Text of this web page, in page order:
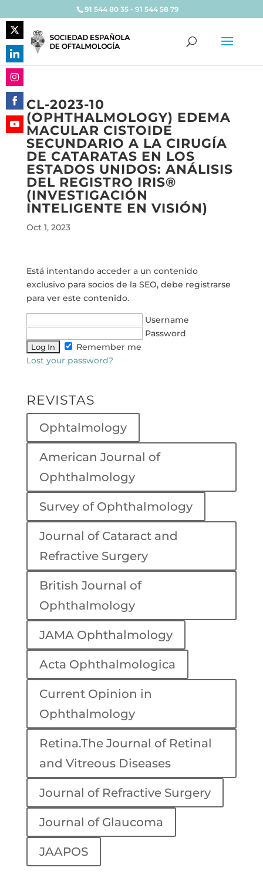
91 544 80 35 - 91 544 58 79
CL-2023-10
(OPHTHALMOLOGY) EDEMA
MACULAR CISTOIDE
SECUNDARIO A LA CIRUGÍA
DE CATARATAS EN LOS
ESTADOS UNIDOS: ANÁLISIS
DEL REGISTRO IRIS®
(INVESTIGACIÓN
INTELIGENTE EN VISIÓN)
Oct 1, 2023
Está intentando acceder a un contenido
exclusivo para socios de la SEO, debe registrarse
para ver este contenido.
Username
Password
Remember me
Lost your password?
REVISTAS
Ophtalmology
American Journal of
Ophthalmology
Survey of Ophthalmology
Journal of Cataract and
Refractive Surgery
British Journal of
Ophthalmology
JAMA Ophthalmology
Acta Ophthalmologica
Current Opinion in
Ophthalmology
Retina.The Journal of Retinal
and Vitreous Diseases
Journal of Refractive Surgery
Journal of Glaucoma
JAAPOS
Share
on
Twitter
Share
on
LinkedIn
Share
on
Instagram
Share
on
Facebook
Share
YouTube